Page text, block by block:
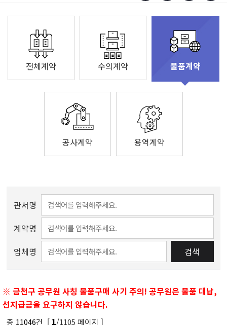
전체계약 수의계약 물품계약
공사계약 용역계약
관서명
계약명
업체명
검색
※ 금천구 공무원 사칭 물품구매 사기 주의! 공무원은 물품 대납,
선지급금을 요구하지 않습니다.
총 11046건 [ 1/1105 페이지 ]